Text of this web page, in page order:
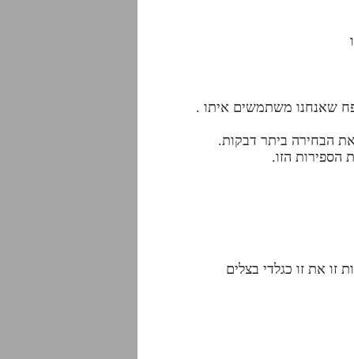
שאנחנו משתמשים איתו .
את הבחירה ביתר דבקות.
הספירות הזו.
זו את זו כגלדי בצלים